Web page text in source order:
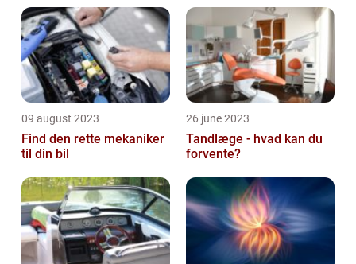
09 august 2023
Find den rette mekaniker
til din bil
26 june 2023
Tandlæge - hvad kan du
forvente?